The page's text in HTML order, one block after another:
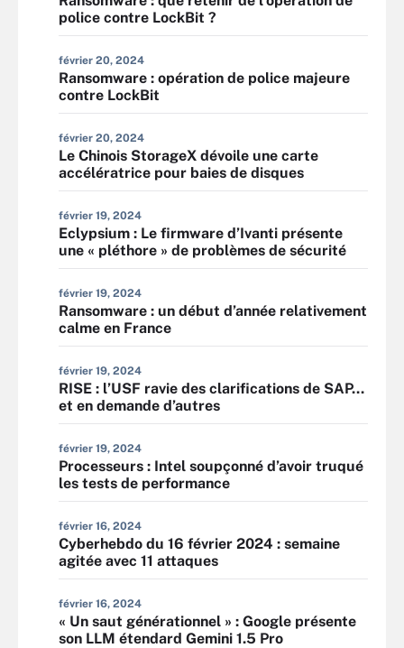
police contre LockBit ?
février 20, 2024
Ransomware : opération de police majeure
contre LockBit
février 20, 2024
Le Chinois StorageX dévoile une carte
accélératrice pour baies de disques
février 19, 2024
Eclypsium : Le firmware d’Ivanti présente
une « pléthore » de problèmes de sécurité
février 19, 2024
Ransomware : un début d’année relativement
calme en France
février 19, 2024
RISE : l’USF ravie des clarifications de SAP…
et en demande d’autres
février 19, 2024
Processeurs : Intel soupçonné d’avoir truqué
les tests de performance
février 16, 2024
Cyberhebdo du 16 février 2024 : semaine
agitée avec 11 attaques
février 16, 2024
« Un saut générationnel » : Google présente
son LLM étendard Gemini 1.5 Pro